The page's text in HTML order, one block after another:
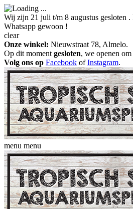
Wij zijn 21 juli t/m 8 augustus gesloten
Whatsapp gewoon !
clear
Onze winkel: Nieuwstraat 78, Almelo.
Op dit moment gesloten, we openen
Volg ons op Facebook ofInstagram.
menu menu